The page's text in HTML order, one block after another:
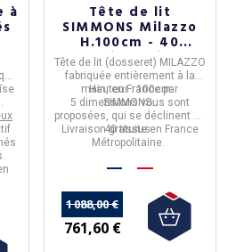
à Tête de lit
SIMMONS Milazzo
H.100cm - 40
coloris 5 tailles
Tête de lit (dosseret) MILAZZO
fabriquée entièrement à la
main, enFrancepar
SIMMONS.
Hauteur :100cm
5 dimensionsvous sont
proposées, qui se déclinent en
40 tissus.
Livraison gratuite en France
Métropolitaine.
1 088,00 €
761,60 €